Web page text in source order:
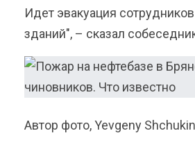
Идет эвакуация
зданий", – сказал
Автор фото, Yevgeny